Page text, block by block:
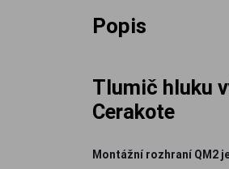
Popis
Tlumič hluku
Cerakote
Montážní rozhraní QM2